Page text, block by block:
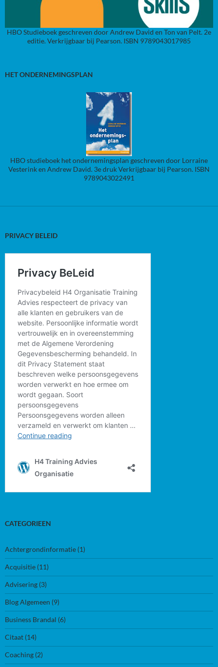
HBO Studieboek geschreven door Andrew David en Ton van Pelt. 2e
editie. Verkrijgbaar bij Pearson. ISBN 9789043017985
HET ONDERNEMINGSPLAN
HBO studieboek het ondernemingsplan geschreven door Lorraine
Vesterink en Andrew David. 3e druk Verkrijgbaar bij Pearson. ISBN
9789043022491
PRIVACY BELEID
CATEGORIEEN
Achtergrondinformatie (1)
Acquisitie (11)
Advisering (3)
Blog Algemeen (9)
Business Brandal (6)
Citaat (14)
Coaching (2)